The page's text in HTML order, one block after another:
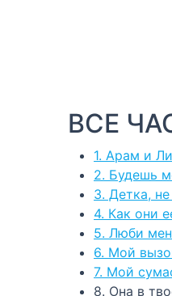
ВСЕ
1. Арам и
2. Будешь
3. Детка,
4. Как они
5. Люби
6. Мой
7. Мой
8. Она в